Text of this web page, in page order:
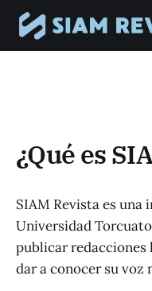
¿Qué es
SIAM Revista es
Universidad
publicar redacciones
dar a conocer su voz